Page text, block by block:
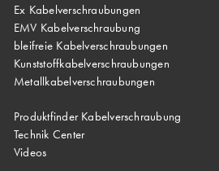
Ex Kabelverschraubungen
EMV Kabelverschraubung
bleifreie Kabelverschraubungen
Kunststoffkabelverschraubungen
Metallkabelverschraubungen
Produktfinder Kabelverschraubung
Technik Center
Videos